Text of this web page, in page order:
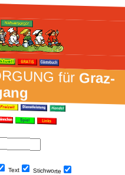
fürGraz-
Text Stich­worte